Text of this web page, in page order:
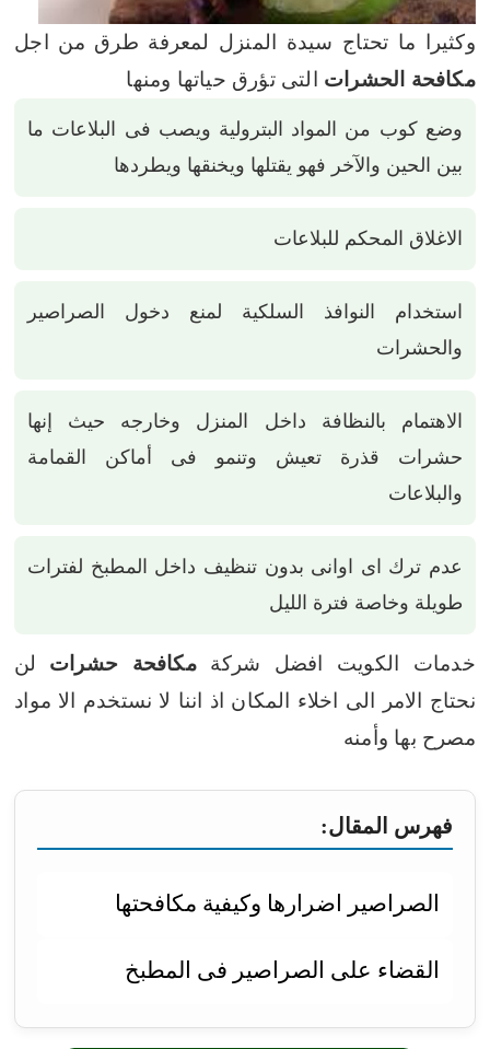
وكثيرا ما تحتاج سيدة المنزل لمعرفة طرق من اجل
مكافحة الحشرات التى تؤرق حياتها ومنها
وضع كوب من المواد البترولية ويصب فى البلاعات ما
بين الحين والآخر فهو يقتلها ويخنقها ويطردها
الاغلاق المحكم للبلاعات
استخدام النوافذ السلكية لمنع دخول الصراصير
والحشرات
الاهتمام بالنظافة داخل المنزل وخارجه حيث إنها
حشرات قذرة تعيش وتنمو فى أماكن القمامة
والبلاعات
عدم ترك اى اوانى بدون تنظيف داخل المطبخ لفترات
طويلة وخاصة فترة الليل
خدمات الكويت افضل شركةمكافحة حشرات
لن
نحتاج الامر الى اخلاء المكان اذ اننا لا نستخدم الا مواد
مصرح بها وأمنه
فهرس المقال:
الصراصير اضرارها وكيفية مكافحتها
القضاء على الصراصير فى المطبخ